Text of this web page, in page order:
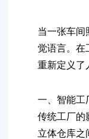
当一张车
觉语言。在
重新定义了
一、智能工
传统工厂的
立体仓库之